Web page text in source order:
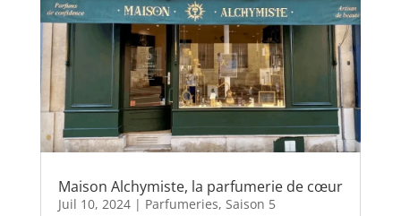
Maison Alchymiste, la parfumerie de cœur
Juil 10, 2024| Parfumeries, Saison 5